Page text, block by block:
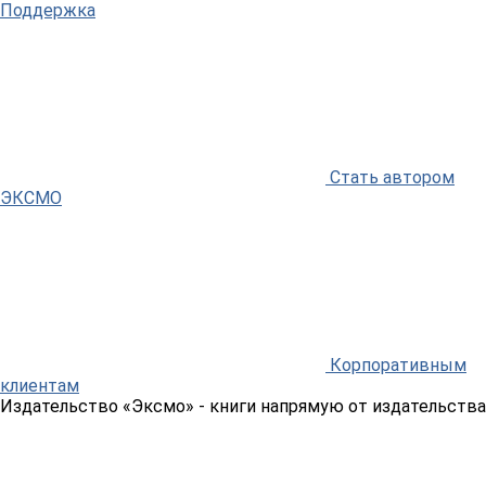
Поддержка
Стать автором
ЭКСМО
Корпоративным
клиентам
Издательство «Эксмо» - книги напрямую от издательства